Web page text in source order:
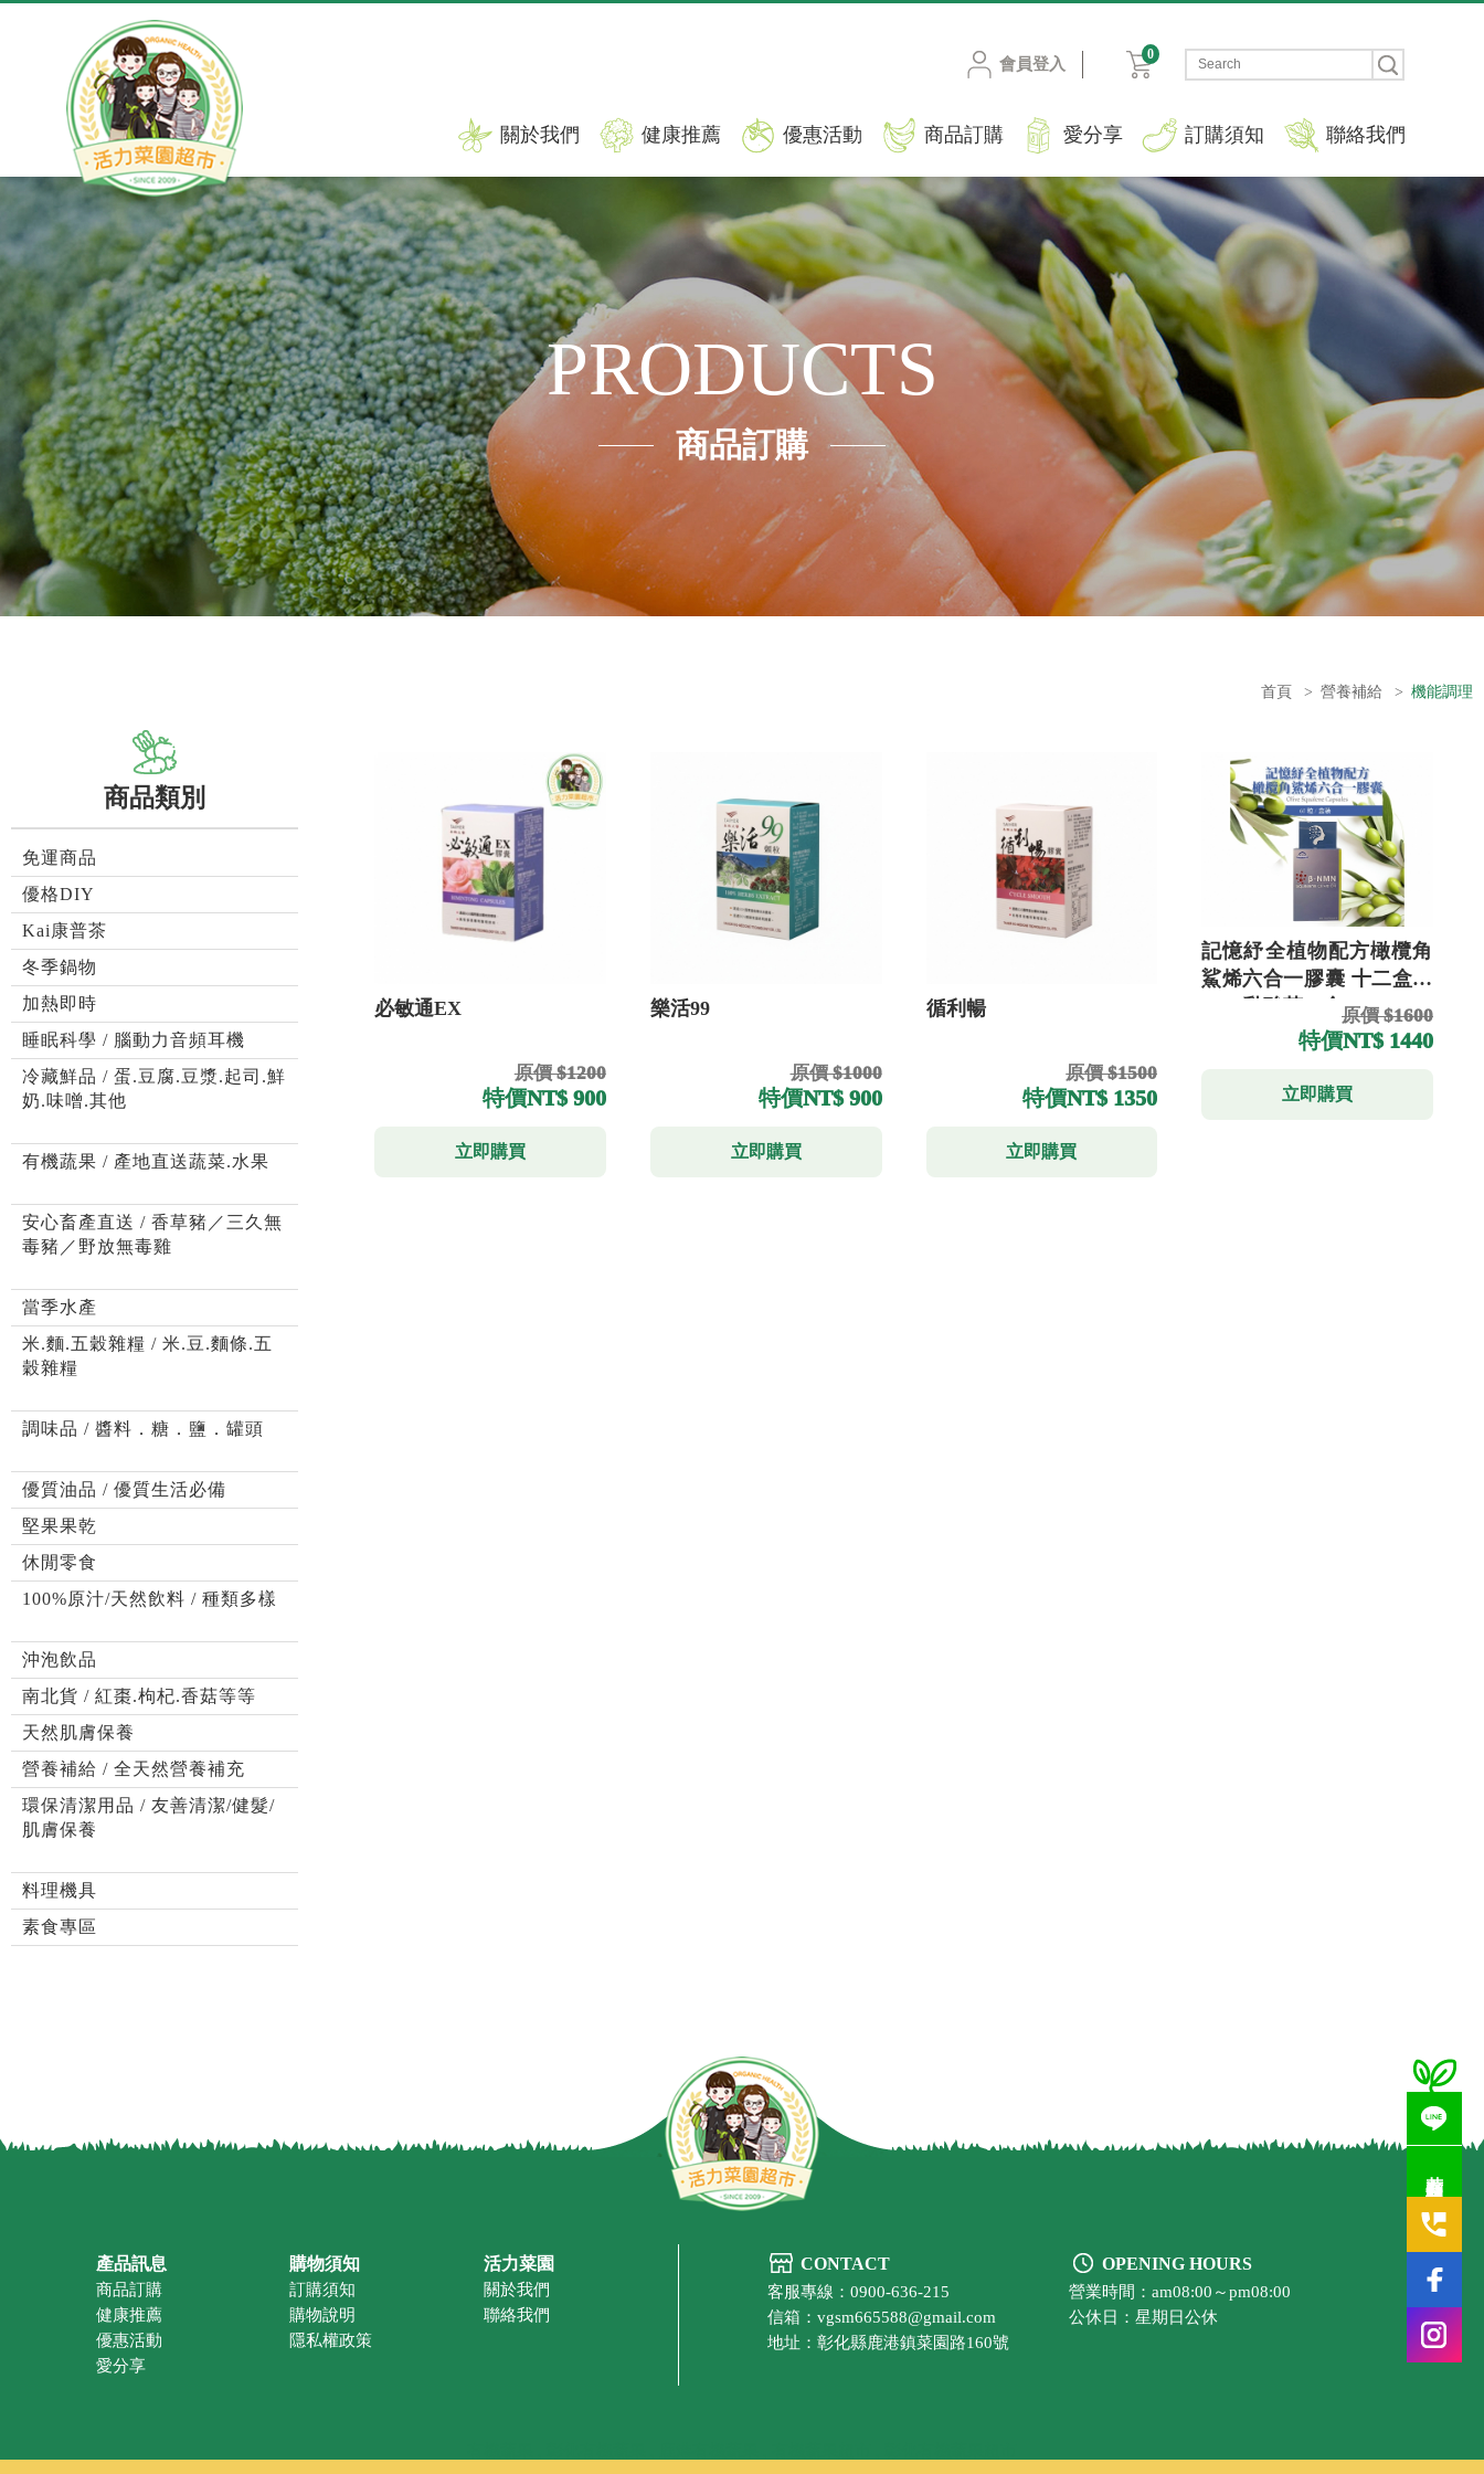
會員登入
0
關於我們 健康推薦 優惠活動 商品訂購 愛分享 訂購須知 聯絡我們
PRODUCTS
商品訂購
首頁 > 營養補給 > 機能調理
商品類別
免運商品
優格DIY
Kai康普茶
冬季鍋物
加熱即時
睡眠科學 / 腦動力音頻耳機
冷藏鮮品 / 蛋.豆腐.豆漿.起司.鮮
奶.味噌.其他
有機蔬果 / 產地直送蔬菜.水果
安心畜產直送 / 香草豬／三久無
毒豬／野放無毒雞
當季水產
米.麵.五穀雜糧 / 米.豆.麵條.五
穀雜糧
調味品 / 醬料．糖．鹽．罐頭
優質油品 / 優質生活必備
堅果果乾
休閒零食
100%原汁/天然飲料 / 種類多樣
沖泡飲品
南北貨 / 紅棗.枸杞.香菇等等
天然肌膚保養
營養補給 / 全天然營養補充
環保清潔用品 / 友善清潔/健髮/
肌膚保養
料理機具
素食專區
必敏通EX
原價 $1200
特價NT$ 900
立即購買
樂活99
原價 $1000
特價NT$ 900
立即購買
循利暢
原價 $1500
特價NT$ 1350
立即購買
記憶紓全植物配方橄欖角
鯊烯六合一膠囊 十二盒送
GSH乳酸菌一盒 原價 $1600
特價NT$ 1440
立即購買
CONTACT
客服專線：0900-636-215
信箱：vgsm665588@gmail.com
地址：彰化縣鹿港鎮菜園路160號
OPENING HOURS
營業時間：am08:00～pm08:00
公休日：星期日公休
產品訊息
商品訂購
健康推薦
優惠活動
愛分享
購物須知
訂購須知
購物說明
隱私權政策
活力菜園
關於我們
聯絡我們